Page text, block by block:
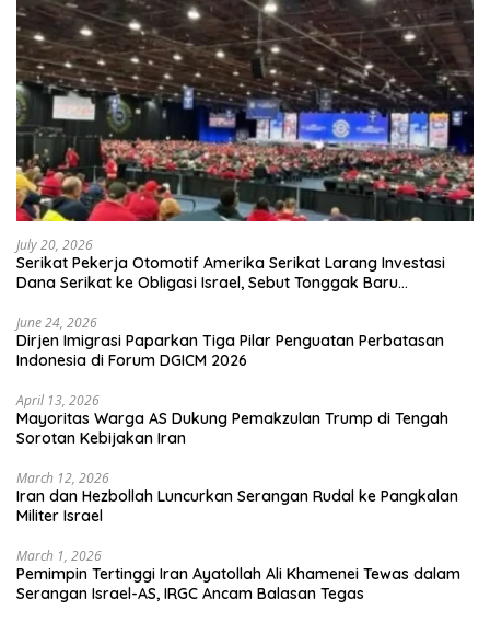
July 20, 2026
Serikat Pekerja Otomotif Amerika Serikat Larang Investasi
Dana Serikat ke Obligasi Israel, Sebut Tonggak Baru
June 24, 2026
Dirjen Imigrasi Paparkan Tiga Pilar Penguatan Perbatasan
Indonesia di Forum DGICM 2026
April 13, 2026
Mayoritas Warga AS Dukung Pemakzulan Trump di Tengah
Sorotan Kebijakan Iran
March 12, 2026
Iran dan Hezbollah Luncurkan Serangan Rudal ke Pangkalan
Militer Israel
March 1, 2026
Pemimpin Tertinggi Iran Ayatollah Ali Khamenei Tewas dalam
Serangan Israel-AS, IRGC Ancam Balasan Tegas